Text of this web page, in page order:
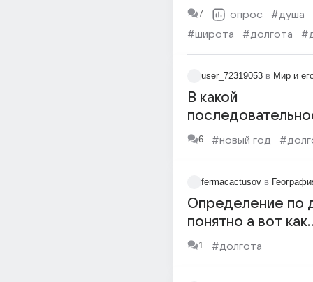
ДОЛГОТУ? чтобы
СЧАСТЬЯ,
промазала.. без
7 опрос
#душа
#широта
#долгота
user_72319053 в Мир и
В какой
(географически)
Новосибирск и
6 #новый год
fermacactusov в
Определение по
понятно а вот как
участвовали
1 #долгота